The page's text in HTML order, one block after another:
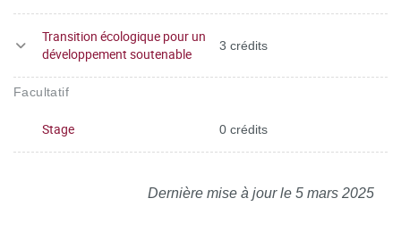
Transition écologique pour un
développement soutenable
3 crédits
Facultatif
Stage 0 crédits
Dernière mise à jour le 5 mars 2025